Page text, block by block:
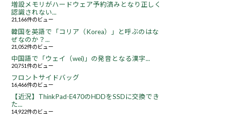
増設メモリがハードウェア予約済みとなり正しく
認識されない...
21,166件のビュー
韓国を英語で「コリア（Korea）」と呼ぶのはな
ぜなのか？...
21,052件のビュー
中国語で「ウェイ（wei)」の発音となる漢字...
20,751件のビュー
フロントサイドバッグ
16,466件のビュー
【近況】ThinkPad-E470のHDDをSSDに交換でき
た...
14,922件のビュー